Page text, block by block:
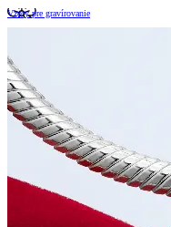
Vzory pre gravírovanie